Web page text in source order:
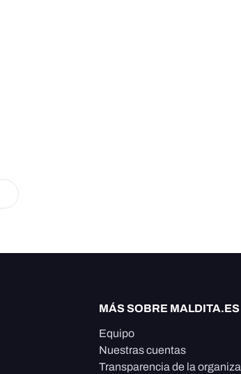
MÁS SOBRE MALDITA.ES
Equipo
Nuestras cuentas
Transparencia de la